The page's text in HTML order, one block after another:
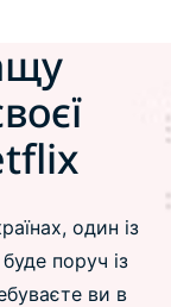
один із
поруч із
ви в